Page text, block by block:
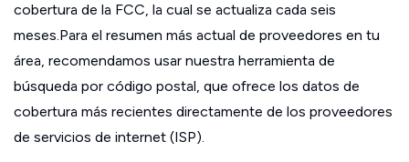
cobertura de la FCC, la cual se actualiza cada seis
meses.Para el resumen más actual de proveedores en tu
área, recomendamos usar nuestra herramienta de
búsqueda por código postal, que ofrece los datos de
cobertura más recientes directamente de los proveedores
de servicios de internet (ISP).